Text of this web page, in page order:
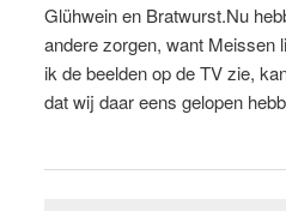
Glühwein en Bratwurst.Nu
andere zorgen, want Meissen
ik de beelden op de TV zie,
dat wij daar eens gelopen